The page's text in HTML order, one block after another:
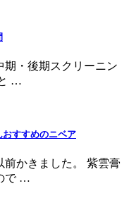
期・後期スクリーニン
…
すすめのニベア
かきました。 紫雲膏
で …